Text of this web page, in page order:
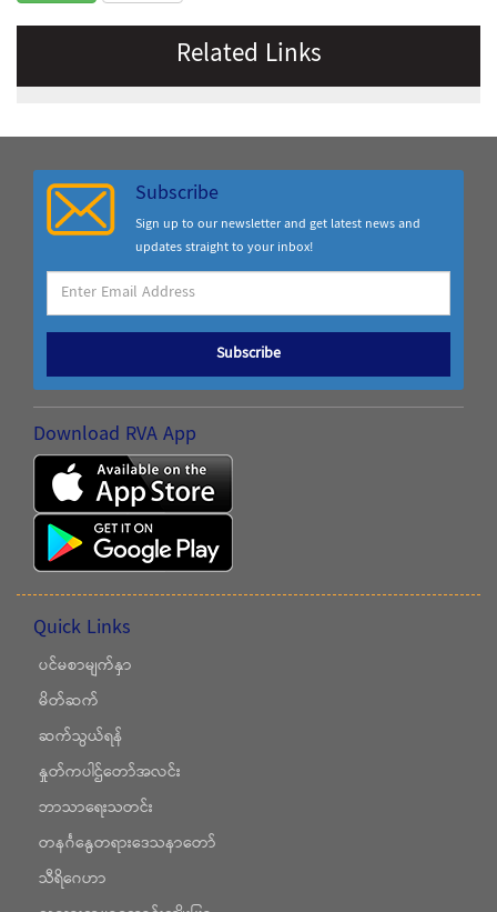
Related Links
Subscribe
Sign up to our newsletter and get latest news and
updates straight to your inbox!
Subscribe
Download RVA App
Quick Links
ပင်မစာမျက်နှာ
မိတ်ဆက်
ဆက်သွယ်ရန်
နှုတ်ကပါဌ်တော်အလင်း
ဘာသာရေးသတင်း
တနင်္ဂနွေတရားဒေသနာတော်
သီရိဂေဟာ